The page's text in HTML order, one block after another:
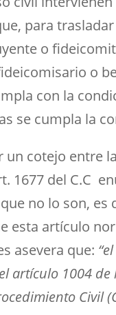
para
o
o
con la
se cumpla la
un cotejo entre
1677 del C.C
no lo son,
esta artículo
asevera que:
artículo 1004
Civil